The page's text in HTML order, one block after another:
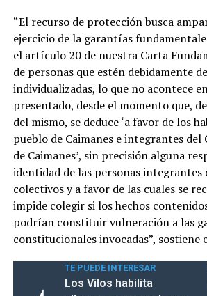
“El recurso de protección busca
ejercicio de la garantías
el artículo 20 de nuestra Carta
de personas que estén debidamente
individualizadas, lo que no acontece
presentado, desde el momento que,
del mismo, se deduce ‘a favor de los
pueblo de Caimanes e integrantes del
de Caimanes’, sin precisión alguna
identidad de las personas integrantes
colectivos y a favor de las cuales se
impide colegir si los hechos
podrían constituir vulneración a las
constitucionales invocadas”, sostiene
TE PUEDE INTERESAR
Los Vilos habilita